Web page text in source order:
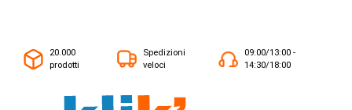
20.000
prodotti
Spedizioni
veloci
09:00/13:00 -
14:30/18:00